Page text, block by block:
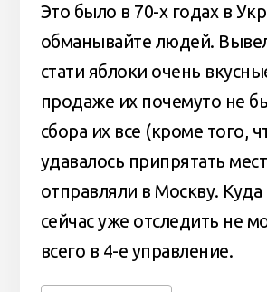
Это было в 70-х годах в
обманывайте людей.
стати яблоки очень
продаже их почемуто не
сбора их все (кроме того,
удавалось припрятать
отправляли в Москву.
сейчас уже отследить не
всего в 4-е управление.